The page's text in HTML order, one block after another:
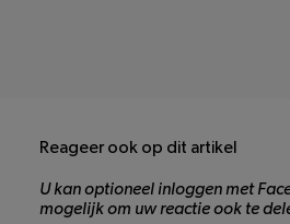
Reageer ook op dit artikel
U kan optioneel inloggen met
mogelijk om uw reactie ook te